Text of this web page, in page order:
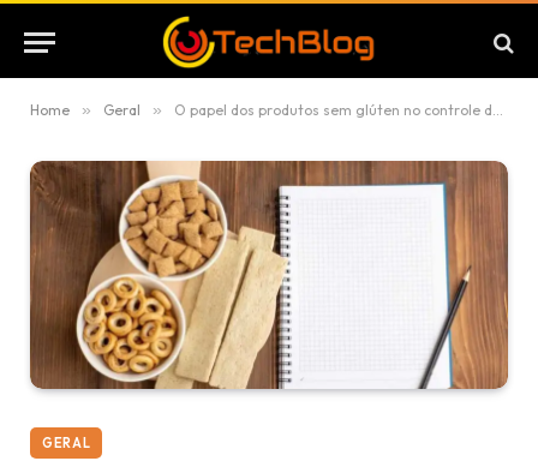
Home » Geral » O papel dos produtos sem glúten no controle da inflamação
GERAL